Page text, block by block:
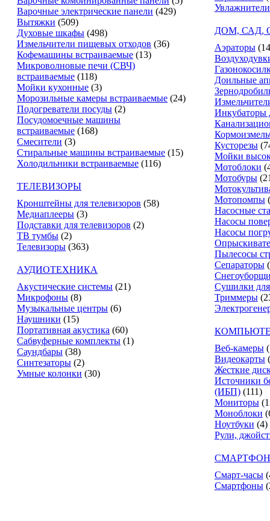
Варочные электрические панели (429)
Вытяжки (509)
Духовые шкафы (498)
Измельчители пищевых отходов (36)
Кофемашины встраиваемые (13)
Микроволновые печи (СВЧ)
встраиваемые (118)
Мойки кухонные (3)
Морозильные камеры встраиваемые (24)
Подогреватели посуды (2)
Посудомоечные машины
встраиваемые (168)
Смесители (3)
Стиральные машины встраиваемые (15)
Холодильники встраиваемые (116)
ТЕЛЕВИЗОРЫ
Кронштейны для телевизоров (58)
Медиаплееры (3)
Подставки для телевизоров (2)
ТВ тумбы (2)
Телевизоры (363)
АУДИОТЕХНИКА
Акустические системы (21)
Микрофоны (8)
Музыкальные центры (6)
Наушники (15)
Портативная акустика (60)
Сабвуферные комплекты (1)
Саундбары (38)
Синтезаторы (2)
Умные колонки (30)
ДОМ, САД,
Аэраторы
Доильные
Инкубаторы
Кусторезы
Мойки
Мотоблоки
Мотобуры
Мотопомпы
Насосные
Насосы
Насосы
Пылесосы
Сепараторы
Сушилки
Триммеры
Веб-камеры
Видеокарты
Жесткие
Источники
(ИБП) (111)
Мониторы
Моноблоки
Ноутбуки (4)
Рули,
Смарт-часы
Смартфоны